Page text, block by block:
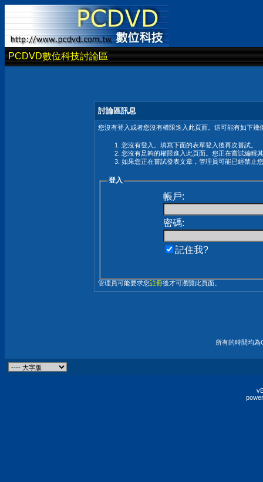
PCDVD數位科技討論區
討論區訊息
您沒有登入或者您沒有權限進入此頁面。這可能有如下幾
您沒有登入。填寫下面的表單登入後再次嘗試。
您沒有足夠的權限進入此頁面。您正在嘗試編輯
如果您正在嘗試發表文章，管理員可能已經禁止
登入
帳戶:
密碼:
記住我?
管理員可能要求您註冊後才可瀏覽此頁面。
所有的時間均為